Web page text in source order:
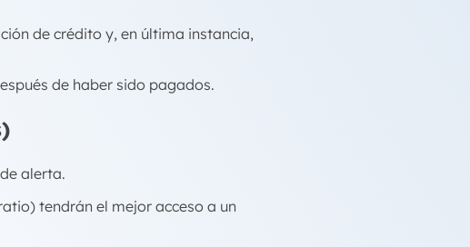
de crédito y, en última instancia,
de haber sido pagados.
alerta.
) tendrán el mejor acceso a un